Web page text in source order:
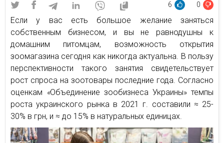
6 0
Если у вас есть большое желание заняться
собственным бизнесом, и вы не равнодушны к
домашним питомцам, возможность открытия
зоомагазина сегодня как никогда актуальна. В пользу
перспективности такого занятия свидетельствует
рост спроса на зоотовары последние года. Согласно
оценкам «Объединение зообизнеса Украины» темпы
роста украинского рынка в 2021 г. составили ≈ 25-
30% в грн, и ≈ до 15% в натуральных единицах.